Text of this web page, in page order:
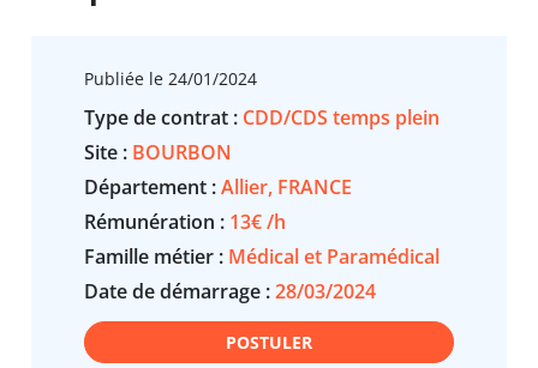
Publiée le 24/01/2024
Type de contrat : CDD/CDS temps plein
Site : BOURBON
Département :Allier, FRANCE
Rémunération : 13€ /h
Famille métier : Médical et Paramédical
Date de démarrage :28/03/2024
POSTULER